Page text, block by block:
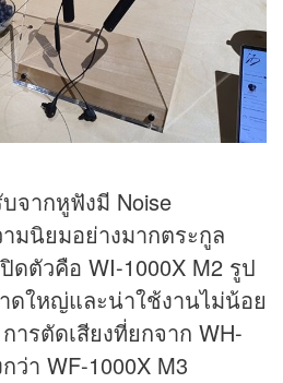
จากหูฟังมี Noise
มนิยมอย่างมากตระกูล
ดตัวคือ WI-1000X M2 รูป
ดใหญ่และน่าใช้งานไม่น้อย
รตัดเสียงที่ยกจาก WH-
ว่า WF-1000X M3